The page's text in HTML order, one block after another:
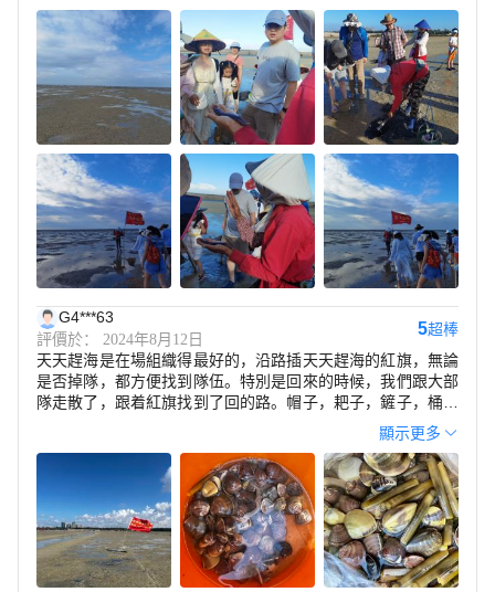
店，剛好趕上早餐還沒有收，可以帶小朋友來，
G4***63
評價於： 2024年8月12日
5超棒
天天趕海是在場組織得最好的，沿路插天天趕海的紅旗，無論
是否掉隊，都方便找到隊伍。特別是回來的時候，我們跟大部
隊走散了，跟着紅旗找到了回的路。帽子，耙子，鏟子，桶，
都配齊，教的方法也很管用，抓到好多蟶子。建議：選擇5：
顯示更多